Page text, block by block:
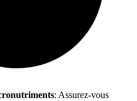
: Assurez-vous